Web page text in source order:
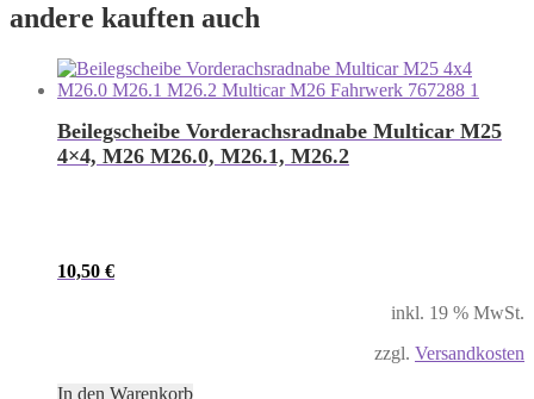
andere kauften auch
Beilegscheibe Vorderachsradnabe Multicar M25
4×4, M26 M26.0, M26.1, M26.2
10,50 €
inkl. 19 % MwSt.
zzgl. Versandkosten
In den Warenkorb